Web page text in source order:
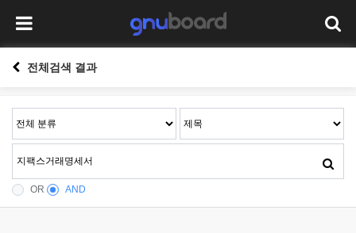
전체검색 결과
OR AND